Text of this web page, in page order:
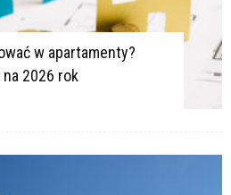
w apartamenty?
2026 rok